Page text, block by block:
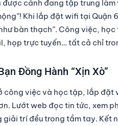
cảnh đang tập trung
Khi lắp đặt wifi tại Quận 6
bàn thạch”. Công việc,
họp trực tuyến… tất cả chỉ
Đồng Hành “Xịn Xò”
công việc và học tập, lắp đặt
Lướt web đọc tin tức, xem
giải trí đều trong tầm tay. Kết